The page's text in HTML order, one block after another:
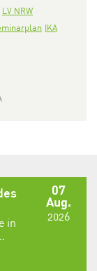
LV NRW
IKA
07
Aug.
2026
in